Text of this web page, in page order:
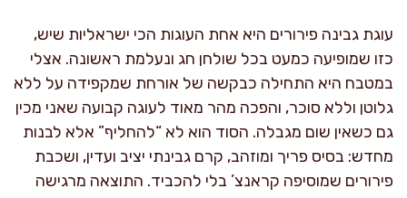
עוגת גבינה פירורים היא אחת העוגות הכי ישראליות שיש,
כזו שמופיעה כמעט בכל שולחן חג ונעלמת ראשונה. אצלי
במטבח היא התחילה כבקשה של אורחת שמקפידה על ללא
גלוטן וללא סוכר, והפכה מהר מאוד לעוגה קבועה שאני מכין
גם כשאין שום מגבלה. הסוד הוא לא “להחליף” אלא לבנות
מחדש: בסיס פריך ומוזהב, קרם גבינתי יציב ועדין, ושכבת
פירורים שמוסיפה קראנצ’ בלי להכביד. התוצאה מרגישה